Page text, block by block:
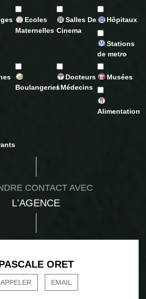
Ecoles
Maternelles
Salles De
Cinema
Hôpitaux
Stations
de metro
Boulangeries
Docteurs
/ Médecins
Musées
Alimentation
CONTACT AVEC
L'AGENCE
ORET
APPELER EMAIL